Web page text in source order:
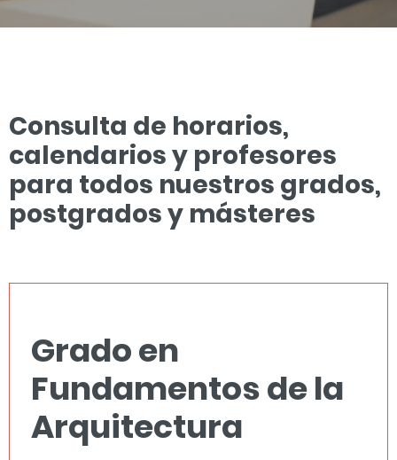
Consulta de horarios,
calendarios y profesores
para todos nuestros grados,
postgrados y másteres
Grado en
Fundamentos de la
Arquitectura